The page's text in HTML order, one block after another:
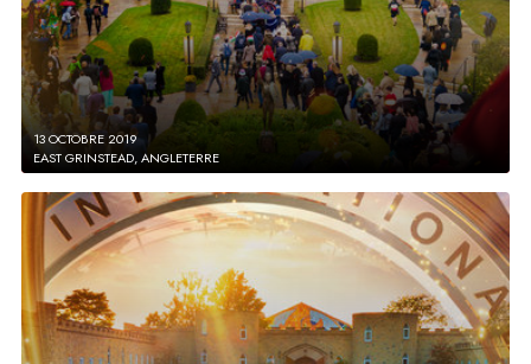
13 OCTOBRE 2019
EAST GRINSTEAD, ANGLETERRE